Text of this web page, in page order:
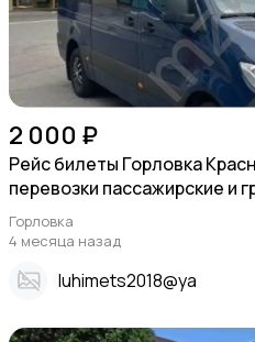
2 000 ₽
Рейс билеты Горловка
перевозки пассажирские и
Горловка
4 месяца назад
Iuhimets2018@ya